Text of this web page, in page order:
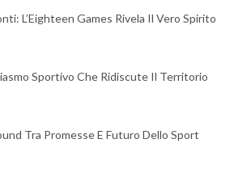
L’Eighteen Games Rivela Il Vero Spirito
Sportivo Che Ridiscute Il Territorio
Tra Promesse E Futuro Dello Sport